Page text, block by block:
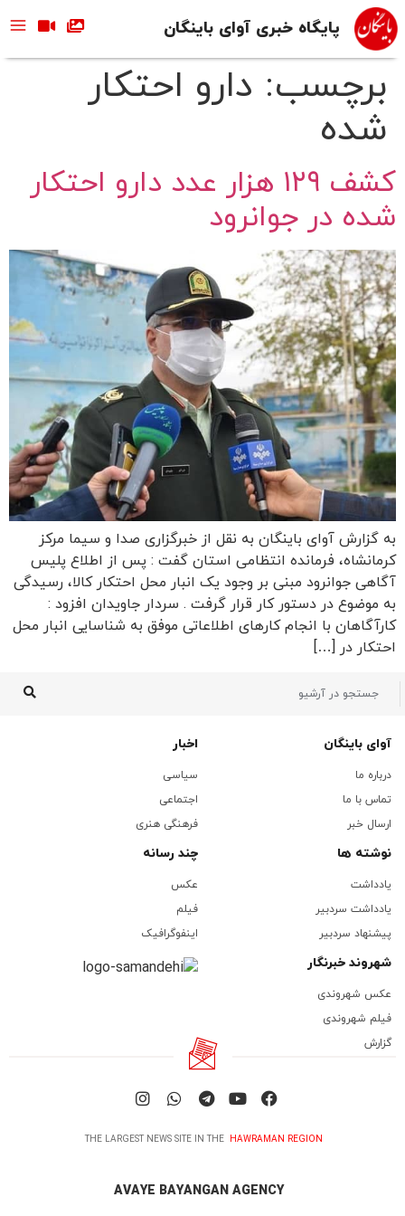
پایگاه خبری آوای باینگان
برچسب: دارو احتکار
شده
کشف ۱۲۹ هزار عدد دارو احتکار
شده در جوانرود
به گزارش آوای باینگان به نقل از خبرگزاری صدا و سیما مرکز
کرمانشاه، فرمانده انتظامی استان گفت : پس از اطلاع پلیس
آگاهی جوانرود مبنی بر وجود یک انبار محل احتکار کالا، رسیدگی
به موضوع در دستور کار قرار گرفت . سردار جاویدان افزود :
کارآگاهان با انجام کار‌های اطلاعاتی موفق به شناسایی انبار محل
احتکار در […]
آوای باینگان
درباره ما
تماس با ما
ارسال خبر
اخبار
سیاسی
اجتماعی
فرهنگی هنری
نوشته ها
یادداشت
یادداشت سردبیر
پیشنهاد سردبیر
چند رسانه
عکس
فیلم
اینفوگرافیک
شهروند خبرنگار
عکس شهروندی
فیلم شهروندی
گزارش
THE LARGEST NEWS SITE IN THE HAWRAMAN REGION
AVAYE BAYANGAN AGENCY